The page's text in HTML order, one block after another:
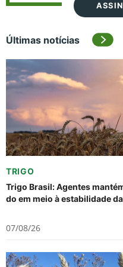
Últimas notícias
TRIGO
Trigo Brasil: Agentes
do em meio à estabilidade
07/08/26